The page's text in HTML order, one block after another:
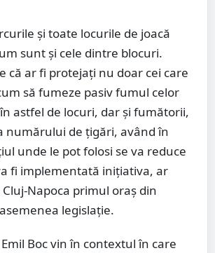
şi toate locurile de joacă
sunt şi cele dintre blocuri.
că ar fi protejaţi nu doar cei care
să fumeze pasiv fumul celor
astfel de locuri, dar şi fumătorii,
numărului de ţigări, având în
unde le pot folosi se va reduce
fi implementată iniţiativa, ar
Napoca primul oraş din
legislaţie.
Boc vin în contextul în care